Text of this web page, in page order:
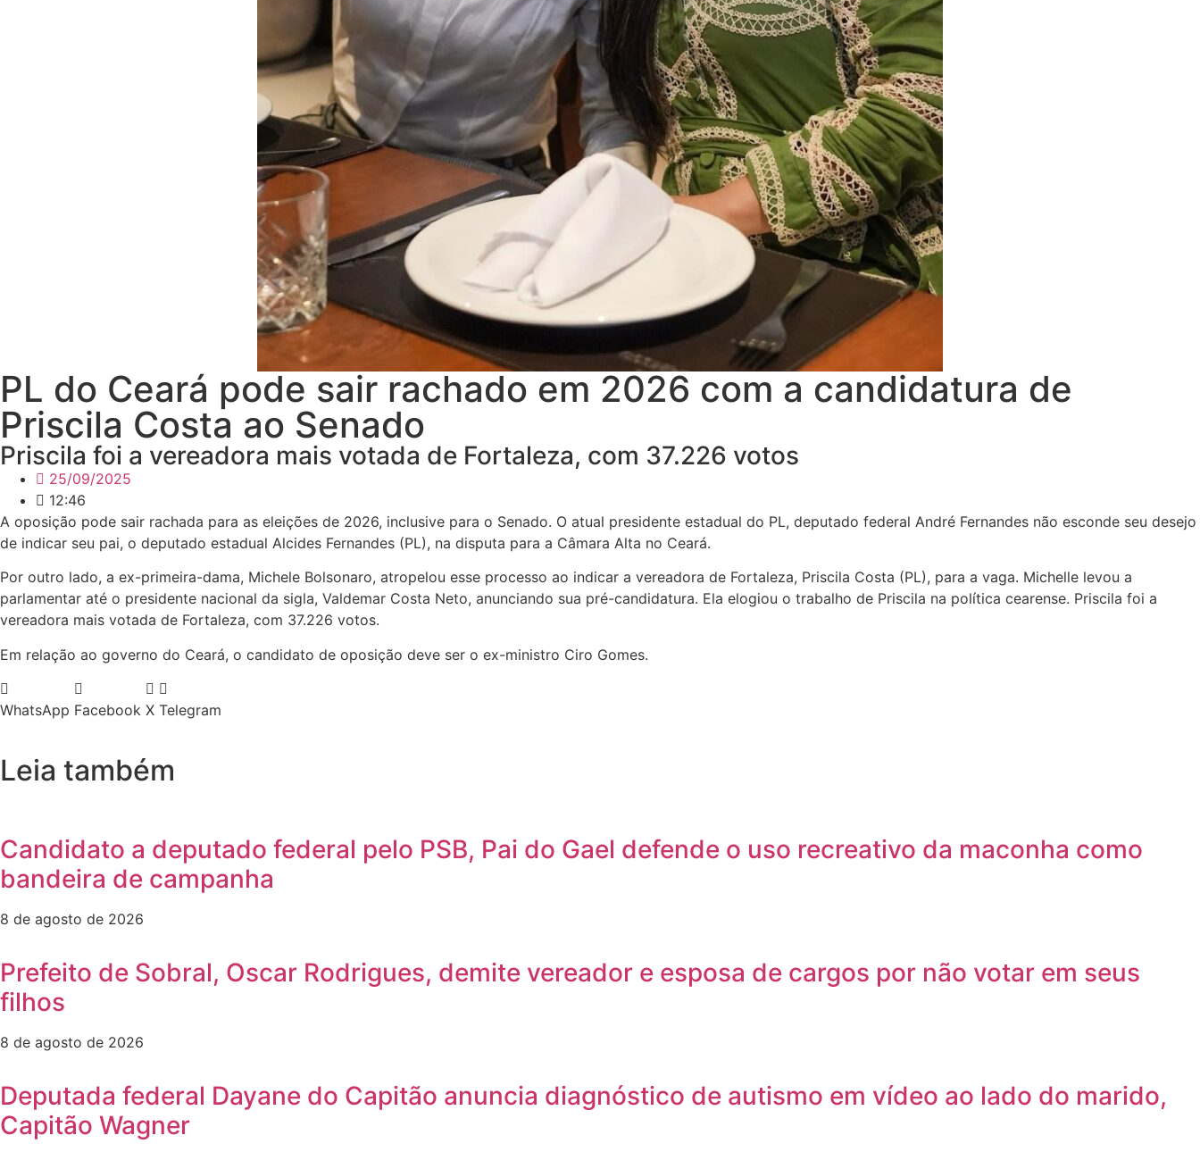
PL do Ceará pode sair rachado em 2026 com a candidatura de
Priscila Costa ao Senado
Priscila foi a vereadora mais votada de Fortaleza, com 37.226 votos
25/09/2025
12:46
A oposição pode sair rachada para as eleições de 2026, inclusive para o Senado. O atual presidente estadual do PL, deputado federal André Fernandes não esconde seu desejo
de indicar seu pai, o deputado estadual Alcides Fernandes (PL), na disputa para a Câmara Alta no Ceará.
Por outro lado, a ex-primeira-dama, Michele Bolsonaro, atropelou esse processo ao indicar a vereadora de Fortaleza, Priscila Costa (PL), para a vaga. Michelle levou a
parlamentar até o presidente nacional da sigla, Valdemar Costa Neto, anunciando sua pré-candidatura. Ela elogiou o trabalho de Priscila na política cearense. Priscila foi a
vereadora mais votada de Fortaleza, com 37.226 votos.
Em relação ao governo do Ceará, o candidato de oposição deve ser o ex-ministro Ciro Gomes.
WhatsApp Facebook X Telegram
Leia também
Candidato a deputado federal pelo PSB, Pai do Gael defende o uso recreativo da maconha como
bandeira de campanha
8 de agosto de 2026
Prefeito de Sobral, Oscar Rodrigues, demite vereador e esposa de cargos por não votar em seus
filhos
8 de agosto de 2026
Deputada federal Dayane do Capitão anuncia diagnóstico de autismo em vídeo ao lado do marido,
Capitão Wagner